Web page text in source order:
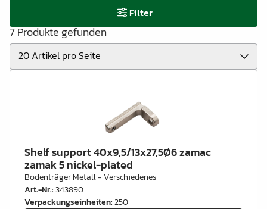
Filter
7 Produkte gefunden
Shelf support 40x9,5/13x27,5Ø6 zamac
zamak 5 nickel-plated
Bodenträger Metall - Verschiedenes
Art.-Nr.:343890
Verpackungseinheiten:250